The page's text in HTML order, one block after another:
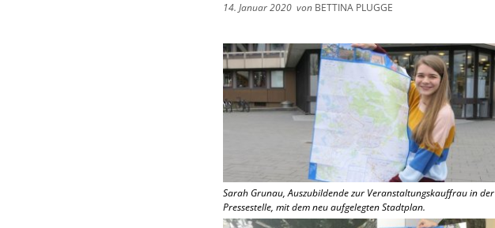
14. Januar 2020 von BETTINA PLUGGE
Sarah Grunau, Auszubildende zur Veranstaltungskauffrau in der
Pressestelle, mit dem neu aufgelegten Stadtplan.